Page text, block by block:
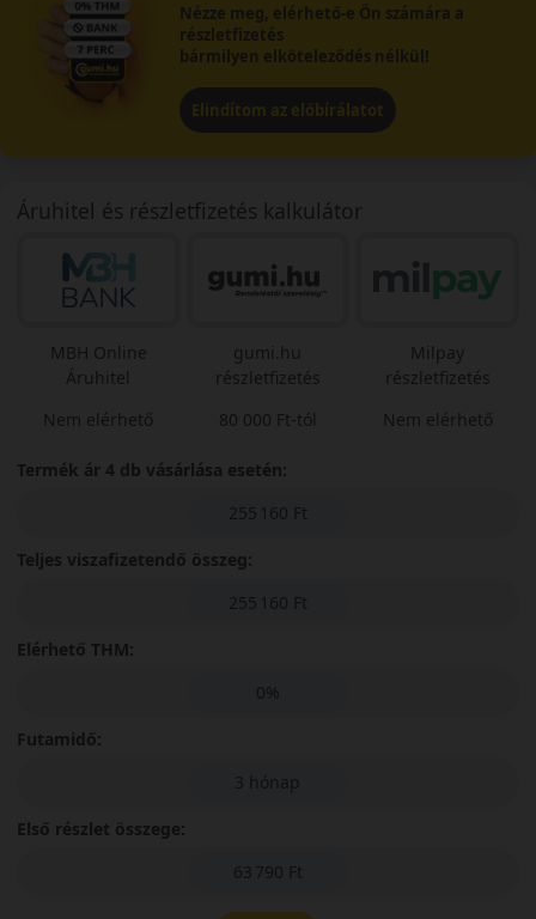
Nézze meg, elérhető-e Ön számára a
részletfizetés
bármilyen elköteleződés nélkül!
Elindítom az előbírálatot
Áruhitel és részletfizetés kalkulátor
MBH Online
Áruhitel
Nem elérhető
gumi.hu
részletfizetés
80 000 Ft-tól
Milpay
részletfizetés
Nem elérhető
Termék ár 4 db vásárlása esetén:
255 160 Ft
Teljes viszafizetendő összeg:
255 160 Ft
Elérhető THM:
0%
Futamidő:
3 hónap
Első részlet összege:
63 790 Ft